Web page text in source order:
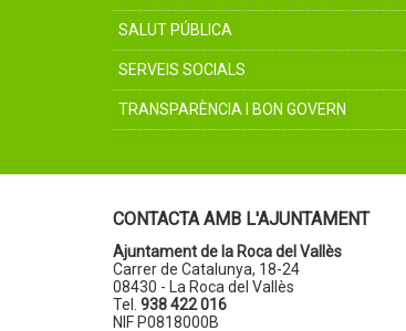
SALUT PÚBLICA
SERVEIS SOCIALS
TRANSPARÈNCIA I BON GOVERN
CONTACTA AMB L'AJUNTAMENT
Ajuntament de la Roca del Vallès
Carrer de Catalunya, 18-24
08430 - La Roca del Vallès
Tel. 938 422 016
NIF P0818000B